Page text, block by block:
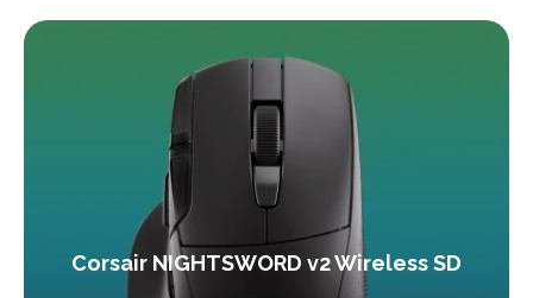
Corsair NIGHTSWORD v2 Wireless SD